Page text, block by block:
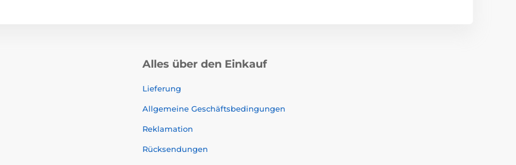
Alles über den Einkauf
Lieferung
Allgemeine Geschäftsbedingungen
Reklamation
Rücksendungen